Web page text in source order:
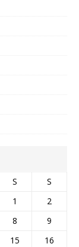
S
S
1
2
8
9
15
16